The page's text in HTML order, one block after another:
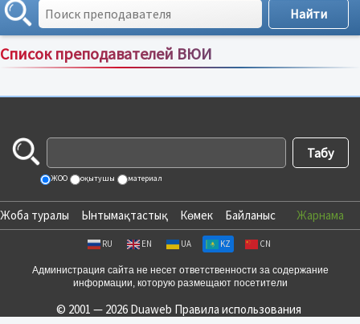
Список преподавателей ВЮИ
Сортировка по:имени;рейтингу;отзывам
ЖОО оқытушы материал
Жоба туралы Ынтымақтастық Көмек Байланыс Жарнама
RU EN UA KZ CN
Администрация сайта не несет ответственности за содержание
информации, которую размещают посетители
© 2001 — 2026 Duaweb Правила использования